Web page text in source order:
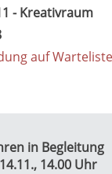
- Kreativraum
auf
in Begleitung
14.00 Uhr